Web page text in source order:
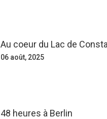
Au coeur du Lac de
06 août, 2025
48 heures à Berlin